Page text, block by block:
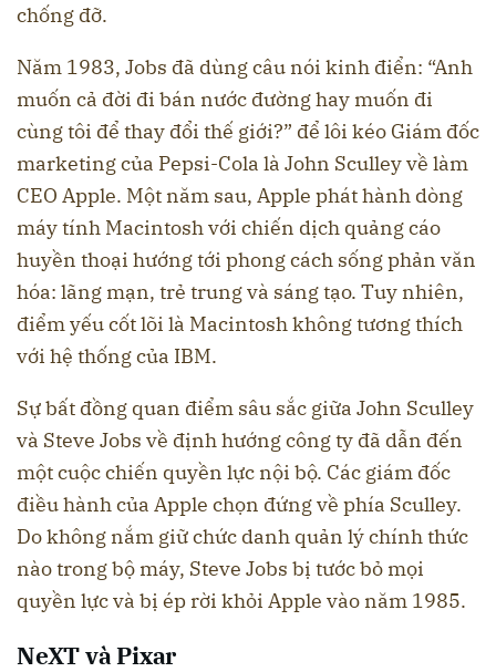
chống đỡ.
Năm 1983, Jobs đã dùng câu nói kinh điển: “Anh
muốn cả đời đi bán nước đường hay muốn đi
cùng tôi để thay đổi thế giới?” để lôi kéo Giám đốc
marketing của Pepsi-Cola là John Sculley về làm
CEO Apple. Một năm sau, Apple phát hành dòng
máy tính Macintosh với chiến dịch quảng cáo
huyền thoại hướng tới phong cách sống phản văn
hóa: lãng mạn, trẻ trung và sáng tạo. Tuy nhiên,
điểm yếu cốt lõi là Macintosh không tương thích
với hệ thống của IBM.
Sự bất đồng quan điểm sâu sắc giữa John Sculley
và Steve Jobs về định hướng công ty đã dẫn đến
một cuộc chiến quyền lực nội bộ. Các giám đốc
điều hành của Apple chọn đứng về phía Sculley.
Do không nắm giữ chức danh quản lý chính thức
nào trong bộ máy, Steve Jobs bị tước bỏ mọi
quyền lực và bị ép rời khỏi Apple vào năm 1985.
NeXT và Pixar